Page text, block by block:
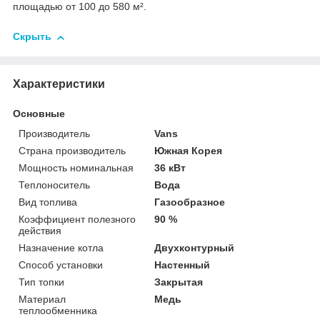
площадью от 100 до 580 м².
Скрыть
Характеристики
Основные
Производитель
Vans
Страна производитель
Южная Корея
Мощность номинальная
36 кВт
Теплоноситель
Вода
Вид топлива
Газообразное
Коэффициент полезного
действия
90 %
Назначение котла
Двухконтурный
Способ установки
Настенный
Тип топки
Закрытая
Материал
теплообменника
Медь